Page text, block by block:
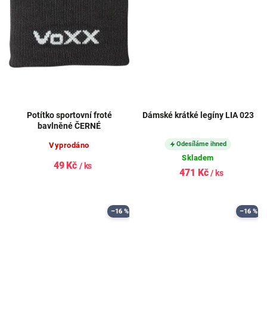
Potítko sportovní froté
bavlněné ČERNÉ
Vyprodáno
49 Kč / ks
Dámské krátké legíny LIA 023
Odesíláme ihned
Skladem
471 Kč/ ks
–16 % –16 %